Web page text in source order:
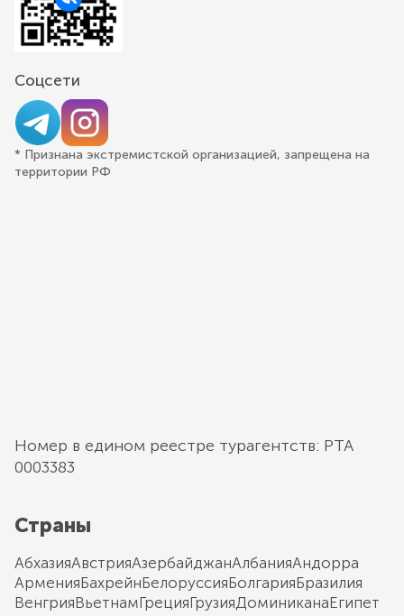
Соцсети
* Признана экстремистской организацией, запрещена на
территории РФ
Номер в едином реестре турагентств: РТА
0003383
Страны
АбхазияАвстрияАзербайджанАлбанияАндорра
АрменияБахрейнБелоруссияБолгарияБразилия
ВенгрияВьетнамГрецияГрузияДоминиканаЕгипет